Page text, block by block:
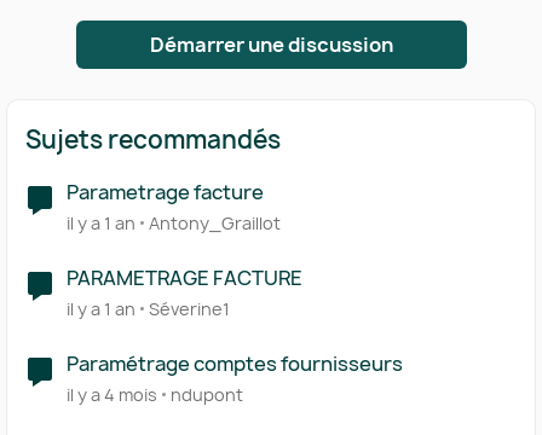
Démarrer une discussion
Sujets recommandés
Parametrage facture
il y a 1 an Antony_Graillot
PARAMETRAGE FACTURE
il y a 1 an Séverine1
Paramétrage comptes fournisseurs
il y a 4 mois ndupont